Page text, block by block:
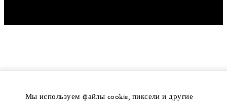
Мы используем файлы cookie, пиксели и другие